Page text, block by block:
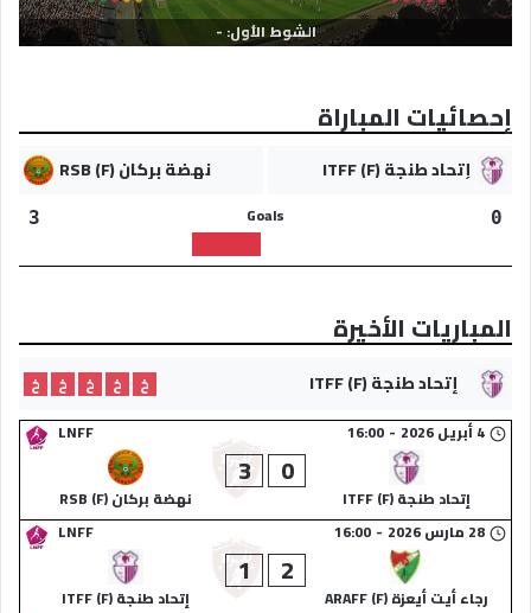
الشوط الأول: -
إحصائيات المباراة
إتحاد طنجة (F) ITFF نهضة بركان (F) RSB
0
Goals
3
المباريات الأخيرة
إتحاد طنجة (F) ITFF خ خ خ خ
خ
LNFF
4 أبريل 2026 -
16:00
إتحاد طنجة (F) ITFF
0
3
نهضة بركان (F) RSB
LNFF
28 مارس 2026 -
16:00
رجاء أيت أيعزة (F) ARAFF
2
1
إتحاد طنجة (F) ITFF